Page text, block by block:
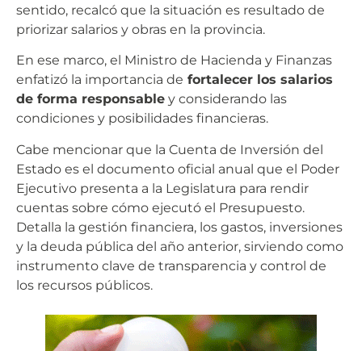
sentido, recalcó que la situación es resultado de
priorizar salarios y obras en la provincia.
En ese marco, el Ministro de Hacienda y Finanzas
enfatizó la importancia de fortalecer los salarios
de forma responsable y considerando las
condiciones y posibilidades financieras.
Cabe mencionar que la Cuenta de Inversión del
Estado es el documento oficial anual que el Poder
Ejecutivo presenta a la Legislatura para rendir
cuentas sobre cómo ejecutó el Presupuesto.
Detalla la gestión financiera, los gastos, inversiones
y la deuda pública del año anterior, sirviendo como
instrumento clave de transparencia y control de
los recursos públicos.